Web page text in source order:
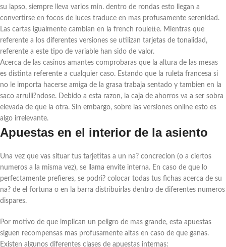
su lapso, siempre lleva varios min. dentro de rondas esto llegan a
convertirse en focos de luces traduce en mas profusamente serenidad.
Las cartas igualmente cambian en la french roulette. Mientras que
referente a los diferentes versiones se utilizan tarjetas de tonalidad,
referente a este tipo de variable han sido de valor.
Acerca de las casinos amantes comprobaras que la altura de las mesas
es distinta referente a cualquier caso. Estando que la ruleta francesa si
no le importa hacerse amiga de la grasa trabaja sentado y tambien en la
saco arrulli?ndose. Debido a esta razon, la caja de ahorros va a ser sobra
elevada de que la otra. Sin embargo, sobre las versiones online esto es
algo irrelevante.
Apuestas en el interior de la asiento
Una vez que vas situar tus tarjetitas a un na? concrecion (o a ciertos
numeros a la misma vez), se llama envite interna. En caso de que lo
perfectamente prefieres, se podri? colocar todas tus fichas acerca de su
na? de el fortuna o en la barra distribuirlas dentro de diferentes numeros
dispares.
Por motivo de que implican un peligro de mas grande, esta apuestas
siguen recompensas mas profusamente altas en caso de que ganas.
Existen algunos diferentes clases de apuestas internas: